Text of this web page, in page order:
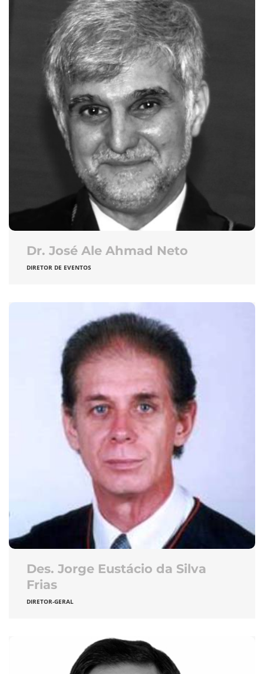
Dr. José Ale Ahmad Neto
DIRETOR DE EVENTOS
Des. Jorge Eustácio da Silva
Frias
DIRETOR-GERAL